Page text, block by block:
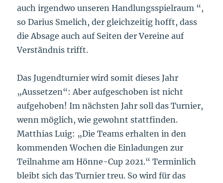
auch irgendwo unseren Handlungsspielraum “,
so Darius Smelich, der gleichzeitig hofft, dass
die Absage auch auf Seiten der Vereine auf
Verständnis trifft.
Das Jugendturnier wird somit dieses Jahr
„Aussetzen“: Aber aufgeschoben ist nicht
aufgehoben! Im nächsten Jahr soll das Turnier,
wenn möglich, wie gewohnt stattfinden.
Matthias Luig: „Die Teams erhalten in den
kommenden Wochen die Einladungen zur
Teilnahme am Hönne-Cup 2021.“ Terminlich
bleibt sich das Turnier treu. So wird für das